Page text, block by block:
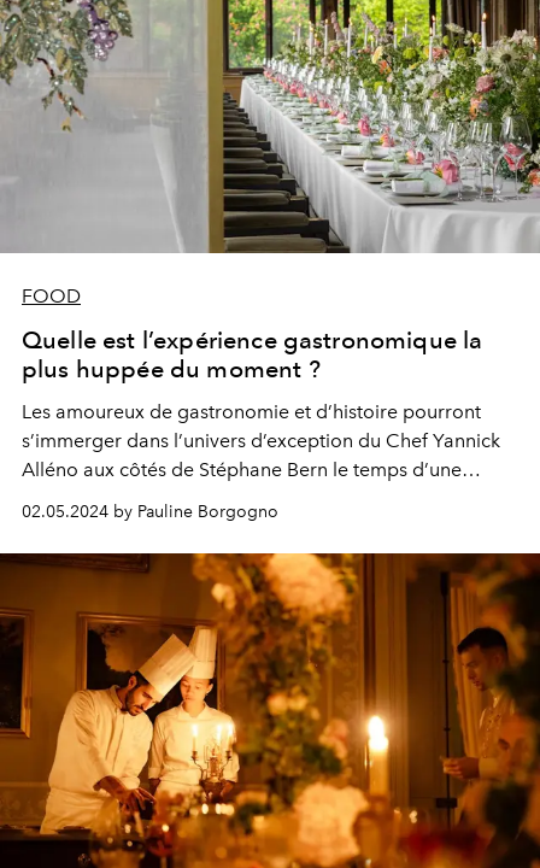
FOOD
Quelle est l’expérience gastronomique la
plus huppée du moment ?
Les amoureux de gastronomie et d’histoire pourront
s’immerger dans l’univers d’exception du ChefYannick
Alléno aux côtés de Stéphane Bern le temps d’une
soirée exclusive.
02.05.2024 by Pauline Borgogno